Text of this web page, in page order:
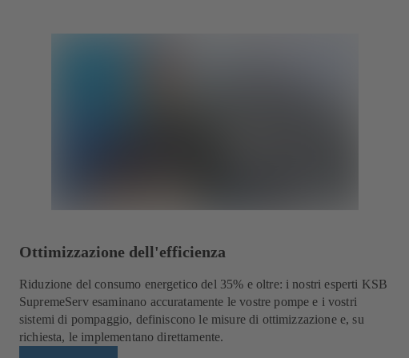
Ottimizzazione dell'efficienza
Riduzione del consumo energetico del 35% e oltre: i nostri esperti KSB
SupremeServ esaminano accuratamente le vostre pompe e i vostri
sistemi di pompaggio, definiscono le misure di ottimizzazione e, su
richiesta, le implementano direttamente.